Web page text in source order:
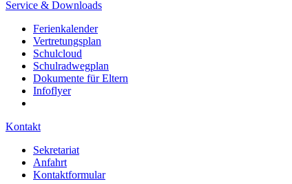
Service & Downloads
Ferienkalender
Vertretungsplan
Schulcloud
Schulradwegplan
Dokumente für Eltern
Infoflyer
Kontakt
Sekretariat
Anfahrt
Kontaktformular